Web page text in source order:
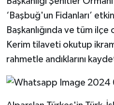
‘Başbuğ'un Fidanları’
Başkanlığında ve tüm ilçe
Kerim tilaveti okutup
rahmetle andıklarını